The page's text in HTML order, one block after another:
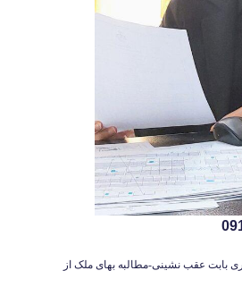
بابت عقب نشینی-مطالبه بهای ملک از